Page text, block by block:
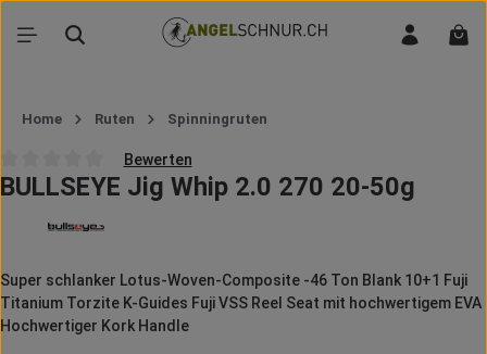
Zum Hauptinhalt springen
Home Ruten Spinningruten
Durchschnittliche Bewertung von 0 von 5 Sternen
Bewerten
BULLSEYE Jig Whip 2.0 270 20-50g
Super schlanker Lotus-Woven-Composite -46 Ton Blank 10+1 Fuji
Titanium Torzite K-Guides Fuji VSS Reel Seat mit hochwertigem EVA
Hochwertiger Kork Handle